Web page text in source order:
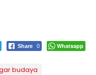
Share 0 Whatsapp
budaya